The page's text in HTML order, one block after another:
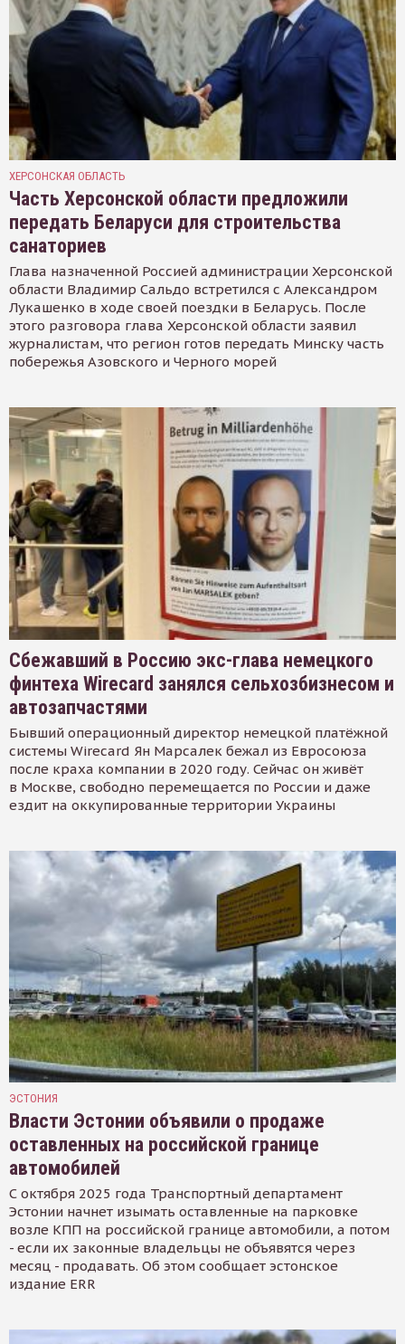
ХЕРСОНСКАЯ ОБЛАСТЬ
Часть Херсонской области предложили
передать Беларуси для строительства
санаториев
Глава назначенной Россией администрации Херсонской
области Владимир Сальдо встретился с Александром
Лукашенко в ходе своей поездки в Беларусь. После
этого разговора глава Херсонской области заявил
журналистам, что регион готов передать Минску часть
побережья Азовского и Черного морей
Сбежавший в Россию экс-глава немецкого
финтеха Wirecard занялся сельхозбизнесом и
автозапчастями
Бывший операционный директор немецкой платёжной
системы Wirecard Ян Марсалек бежал из Евросоюза
после краха компании в 2020 году. Сейчас он живёт
в Москве, свободно перемещается по России и даже
ездит на оккупированные территории Украины
ЭСТОНИЯ
Власти Эстонии объявили о продаже
оставленных на российской границе
автомобилей
С октября 2025 года Транспортный департамент
Эстонии начнет изымать оставленные на парковке
возле КПП на российской границе автомобили, а потом
- если их законные владельцы не объявятся через
месяц - продавать. Об этом сообщает эстонское
издание ERR